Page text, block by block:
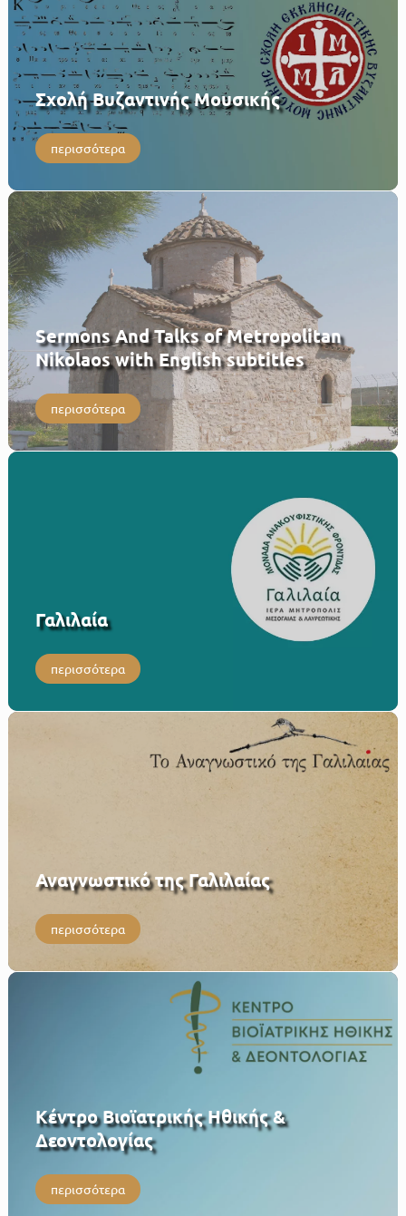
Σχολή Βυζαντινής Μουσικής
περισσότερα
Sermons And Talks of Metropolitan
Nikolaos with English subtitles
περισσότερα
Γαλιλαία
περισσότερα
Αναγνωστικό της Γαλιλαίας
περισσότερα
Κέντρο Βιοϊατρικής Ηθικής &
Δεοντολογίας
περισσότερα